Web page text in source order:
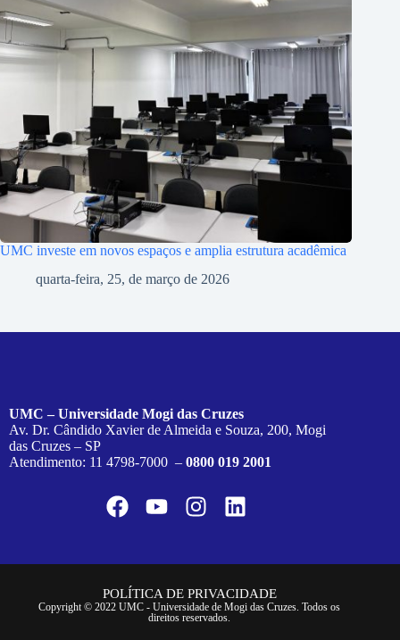
UMC investe em novos espaços e amplia estrutura acadêmica
quarta-feira, 25, de março de 2026
UMC – Universidade Mogi das Cruzes
Av. Dr. Cândido Xavier de Almeida e Souza, 200, Mogi
das Cruzes – SP
Atendimento: 11 4798-7000 – 0800 019 2001
POLÍTICA DE PRIVACIDADE
Copyright © 2022 UMC - Universidade de Mogi das Cruzes. Todos os
direitos reservados.